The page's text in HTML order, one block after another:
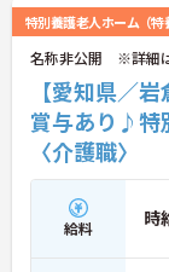
特別養護老人ホーム（特
名称非公開 ※詳細
【愛知県／
賞与あり♪特
〈介護職〉
給料 時